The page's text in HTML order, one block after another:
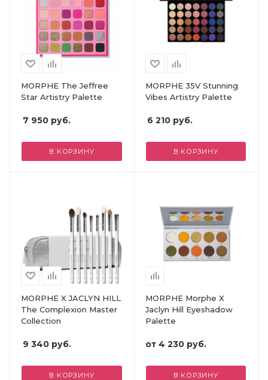
MORPHE The Jeffree
Star Artistry Palette
7 950 руб.
В КОРЗИНУ
MORPHE 35V Stunning
Vibes Artistry Palette
6 210руб.
В КОРЗИНУ
MORPHE X JACLYN HILL
The Complexion Master
Collection
9 340 руб.
В КОРЗИНУ
MORPHE Morphe X
Jaclyn Hill Eyeshadow
Palette
от 4 230 руб.
В КОРЗИНУ